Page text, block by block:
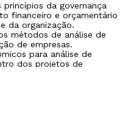
da governança
financeiro e orçamentário
da organização.
métodos de análise de
de empresas.
para análise de
dos projetos de
corporativos.